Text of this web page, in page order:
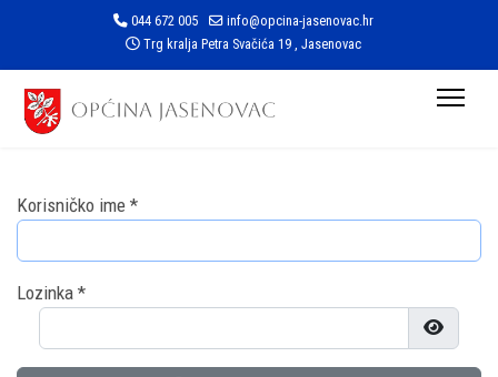
044 672 005
info@opcina-jasenovac.hr
Trg kralja Petra Svačića 19 , Jasenovac
Korisničko ime *
Lozinka *
Prikaži